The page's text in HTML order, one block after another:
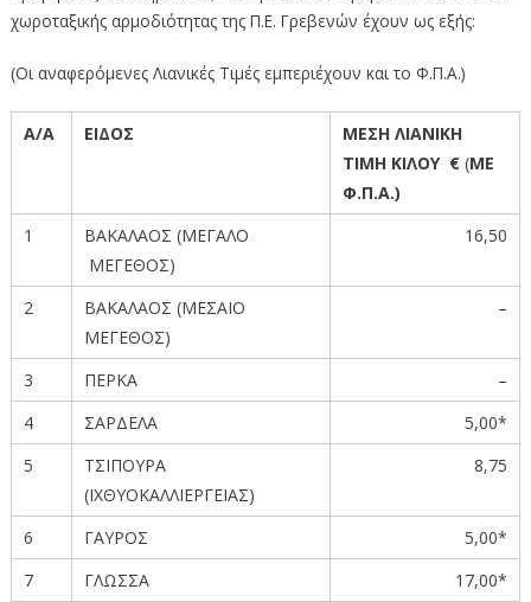
χωροταξικής αρμοδιότητας της Π.Ε. Γρεβενών έχουν ως εξής:
(Οι αναφερόμενες Λιανικές Τιμές εμπεριέχουν και το Φ.Π.Α.)
Α/Α ΕΙΔΟΣ
ΜΕΣΗ ΛΙΑΝΙΚΗ
ΤΙΜΗ ΚΙΛΟΥ € (ΜΕ
Φ.Π.Α.)
1
ΒΑΚΑΛΑΟΣ (ΜΕΓΑΛΟ
ΜΕΓΕΘΟΣ)
16,50
2
ΒΑΚΑΛΑΟΣ (ΜΕΣΑΙΟ
ΜΕΓΕΘΟΣ)
–
3 ΠΕΡΚΑ
–
4
ΣΑΡΔΕΛΑ
5,00*
5
ΤΣΙΠΟΥΡΑ
(ΙΧΘΥΟΚΑΛΛΙΕΡΓΕΙΑΣ)
8,75
6 ΓΑΥΡΟΣ
5,00*
7
ΓΛΩΣΣΑ 17,00*